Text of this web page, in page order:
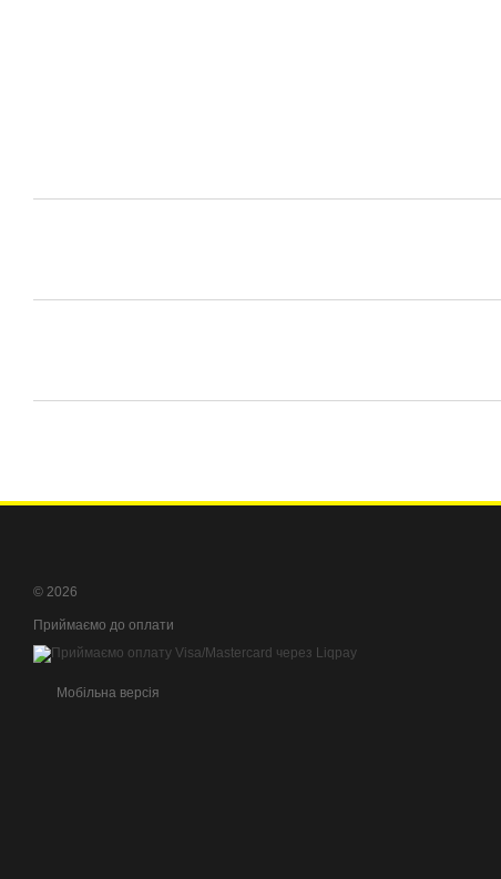
© 2026
Приймаємо до оплати
Мобільна версія